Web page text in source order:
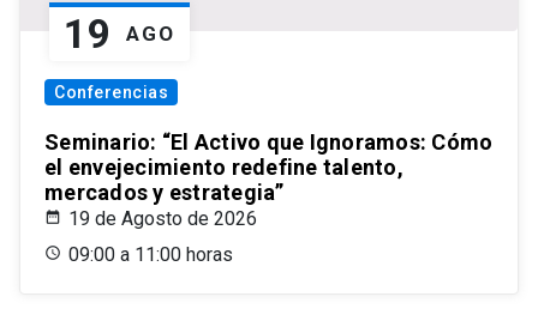
19 AGO
Conferencias
Seminario: “El Activo que Ignoramos: Cómo
el envejecimiento redefine talento,
mercados y estrategia”
19 de Agosto de 2026
09:00 a 11:00 horas